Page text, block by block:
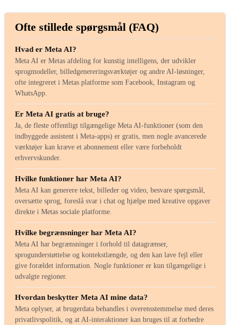
Ofte stillede spørgsmål (FAQ)
Hvad er Meta AI?
Meta AI er Metas afdeling for kunstig intelligens, der udvikler
sprogmodeller, billedgenereringsværktøjer og andre AI-løsninger,
ofte integreret i Metas platforme som Facebook, Instagram og
WhatsApp.
Er Meta AI gratis at bruge?
Ja, de fleste offentligt tilgængelige Meta AI-funktioner (som den
indbyggede assistent i Meta-apps) er gratis, men nogle avancerede
værktøjer kan kræve et abonnement eller være forbeholdt
erhvervskunder.
Hvilke funktioner har Meta AI?
Meta AI kan generere tekst, billeder og video, besvare spørgsmål,
oversætte sprog, foreslå svar i chat og hjælpe med kreative opgaver
direkte i Metas sociale platforme.
Hvilke begrænsninger har Meta AI?
Meta AI har begrænsninger i forhold til datagrænser,
sprogunderstøttelse og kontekstlængde, og den kan lave fejl eller
give forældet information. Nogle funktioner er kun tilgængelige i
udvalgte regioner.
Hvordan beskytter Meta AI mine data?
Meta oplyser, at brugerdata behandles i overensstemmelse med deres
privatlivspolitik, og at AI-interaktioner kan bruges til at forbedre